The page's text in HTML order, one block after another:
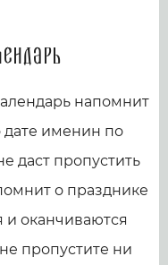
напомнит
именин по
даст пропустить
о празднике
и оканчиваются
пропустите ни